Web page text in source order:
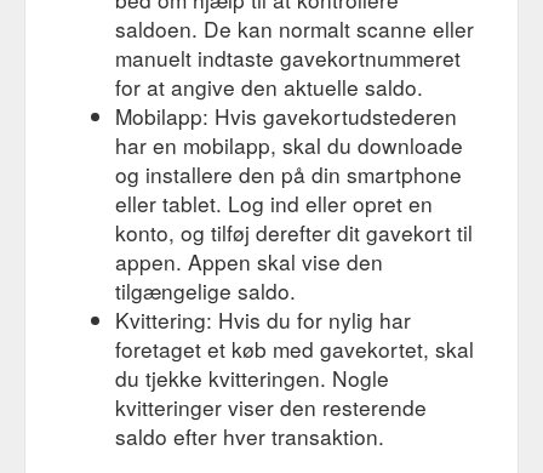
saldoen. De kan normalt scanne eller
manuelt indtaste gavekortnummeret
for at angive den aktuelle saldo.
Mobilapp: Hvis gavekortudstederen
har en mobilapp, skal du downloade
og installere den på din smartphone
eller tablet. Log ind eller opret en
konto, og tilføj derefter dit gavekort til
appen. Appen skal vise den
tilgængelige saldo.
Kvittering: Hvis du for nylig har
foretaget et køb med gavekortet, skal
du tjekke kvitteringen. Nogle
kvitteringer viser den resterende
saldo efter hver transaktion.